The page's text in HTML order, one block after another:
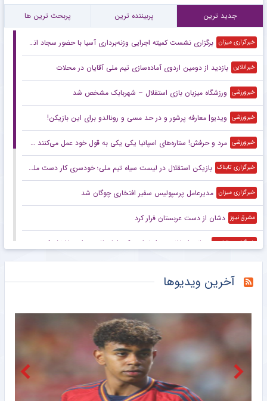
جدید ترین پربیننده ترین پربحث ترین ها
خبرگزاری میزان برگزاری نشست کمیته اجرایی وزنه‌برداری آسیا با حضور سجاد انوشیروانی
خبرانلاین بازدید از دومین اردوی آماده‌سازی تیم ملی آقایان در محلات
خبرورزشی ورزشگاه میزبان بازی استقلال – شهربابک مشخص شد
خبرورزشی ویدیو| معارفه‌ پرشور و در حد مسی و رونالدو برای این بازیکن!
خبرورزشی مرد و حرفش! ستاره‌های اسپانیا یکی یکی به قول خود عمل می‌کنند +عکس
خبرگزاری تابناک بازیکن استقلال در لیست سیاه تیم ملی؛ خودسری کار دست ملی‌پوش آبی‌ها داد
خبرگزاری میزان مدیرعامل پرسپولیس سفیر افتخاری چوگان شد
مشرق نیوز دشان از دست عربستان فرار کرد
خبرگزاری دانشجو جیانی اینفانتینو عذرخواهی کرد اما حاضر به استعفا نشد!
ادعای سرپرست استقلال: در آن دربی معروف از ما خواستند جلوی پرسپولیس آرام‌تر بازی کنیم!
اگر رضاییان را نگه می‌داشتیم، رختکن استقلال به هم می‌ریخت/ شاید پرسپولیس می‌خواهد یک سلطانی‌فر جدید بسازد!
ویدیو| خلاصه بازی میلان ۱ – اینتر ۱/ دربی در پرث!
خبرگزاری تابناک ادامه تبعات حذف کره از جام جهانی
صنعت‌نفت آبادان ۲ مدافع جدید جذب کرد
آخرین ویدیوها